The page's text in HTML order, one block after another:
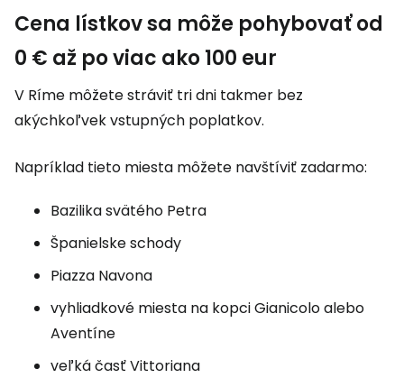
Cena lístkov sa môže pohybovať od
0 € až po viac ako 100 eur
V Ríme môžete stráviť tri dni takmer bez
akýchkoľvek vstupných poplatkov.
Napríklad tieto miesta môžete navštíviť zadarmo:
Bazilika svätého Petra
Španielske schody
Piazza Navona
vyhliadkové miesta na kopci Gianicolo alebo
Aventíne
veľká časť Vittoriana